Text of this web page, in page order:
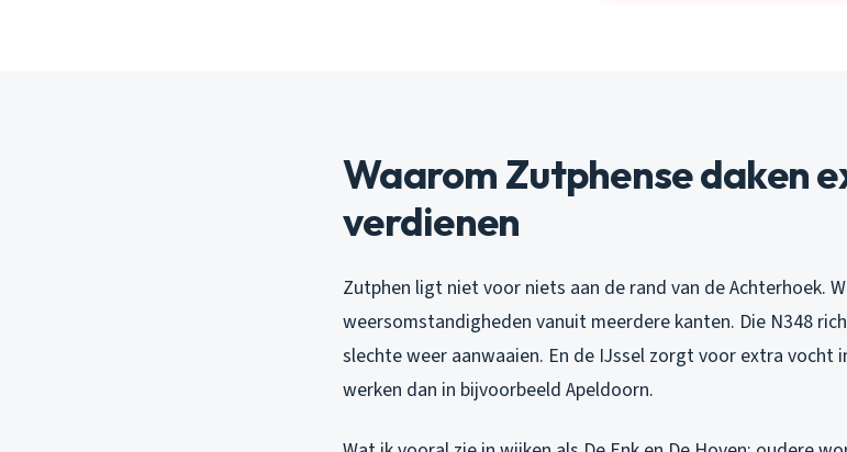
Waarom Zutphense daken
verdienen
Zutphen ligt niet voor niets aan de rand van de Achterhoek.
weersomstandigheden vanuit meerdere kanten. Die N348
slechte weer aanwaaien. En de IJssel zorgt voor extra vocht
werken dan in bijvoorbeeld Apeldoorn.